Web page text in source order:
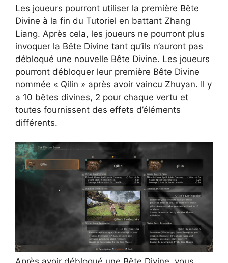
Les joueurs pourront utiliser la première Bête
Divine à la fin du Tutoriel en battant Zhang
Liang. Après cela, les joueurs ne pourront plus
invoquer la Bête Divine tant qu’ils n’auront pas
débloqué une nouvelle Bête Divine. Les joueurs
pourront débloquer leur première Bête Divine
nommée « Qilin » après avoir vaincu Zhuyan. Il y
a 10 bêtes divines, 2 pour chaque vertu et
toutes fournissent des effets d’éléments
différents.